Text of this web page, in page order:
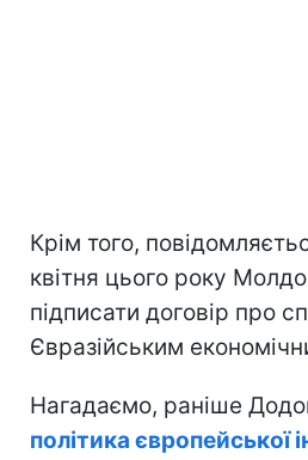
Крім того,
квітня цього року
підписати договір про
Євразійським
Нагадаємо, раніше
політика європейської